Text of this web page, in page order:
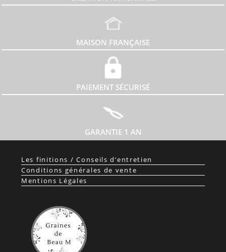
MAISON FRANÇAISE
PAIEMENT SÉCURISÉ
GARANTIE 1 AN
Les finitions / Conseils d’entretien
Conditions générales de vente
Mentions Légales